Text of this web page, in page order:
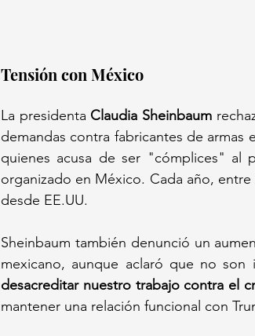
Tensión con México
La presidenta Claudia Sheinbaum
demandas contra fabricantes de armas
quienes acusa de ser "cómplices" al
organizado en México. Cada año, entre
desde EE.UU.
Sheinbaum también denunció un
mexicano, aunque aclaró que no son
desacreditar nuestro trabajo contra el
mantener una relación funcional con